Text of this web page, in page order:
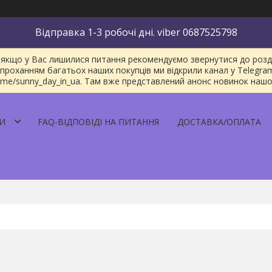
Відправка 1-3 робочі дні. viber 0687525798
у Вас лишилися питання рекомендуємо звернутися до
багатьох наших покупців ми відкрили канал у
sunny_day_in_ua. Там вже представлений анонс новинок
FAQ-ВІДПОВІДІ НА ПИТАННЯ ДОСТАВКА/ОПЛАТА